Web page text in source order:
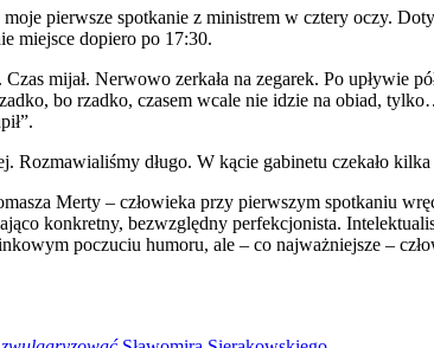
pierwsze spotkanie z ministrem w cztery oczy.
miejsce dopiero po 17:30.
mijał. Nerwowo zerkała na zegarek. Po upływie
bo rzadko, czasem wcale nie idzie na obiad,
Rozmawialiśmy długo. W kącie gabinetu czekało
Merty – człowieka przy pierwszym spotkaniu
konkretny, bezwzględny perfekcjonista.
poczuciu humoru, ale – co najważniejsze –